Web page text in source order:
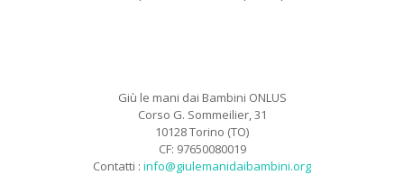
Giù le mani dai Bambini ONLUS
Corso G. Sommeilier, 31
10128 Torino (TO)
CF: 97650080019
Contatti : info@giulemanidaibambini.org